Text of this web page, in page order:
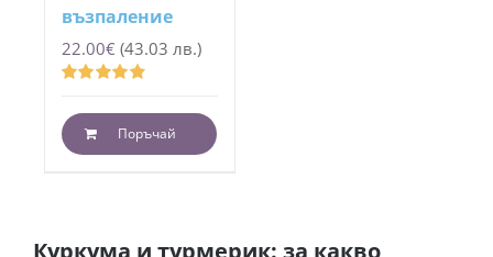
възпаление
4.81от 5
22.00€ (43.03 лв.)
Поръчай
Куркума и турмерик: за какво